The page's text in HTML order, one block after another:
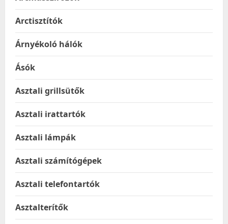
Arctisztítók
Árnyékoló hálók
Ásók
Asztali grillsütők
Asztali irattartók
Asztali lámpák
Asztali számítógépek
Asztali telefontartók
Asztalterítők